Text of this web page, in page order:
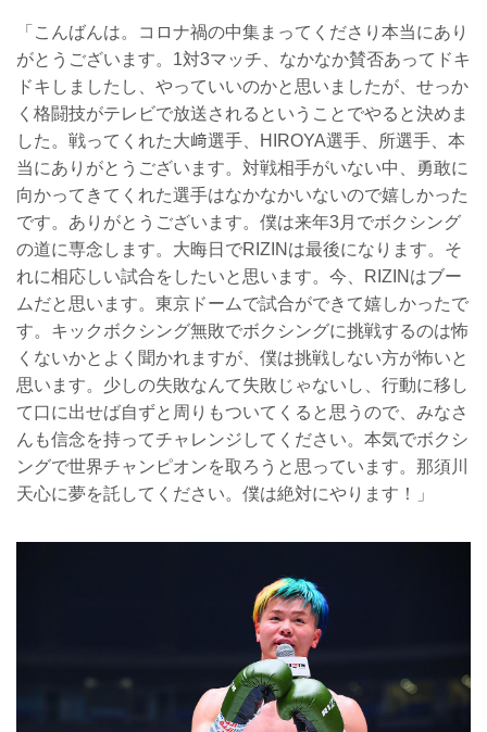
「こんばんは。コロナ禍の中集まってくださり本当にあり
がとうございます。1対3マッチ、なかなか賛否あってドキ
ドキしましたし、やっていいのかと思いましたが、せっか
く格闘技がテレビで放送されるということでやると決めま
した。戦ってくれた大﨑選手、HIROYA選手、所選手、本
当にありがとうございます。対戦相手がいない中、勇敢に
向かってきてくれた選手はなかなかいないので嬉しかった
です。ありがとうございます。僕は来年3月でボクシング
の道に専念します。大晦日でRIZINは最後になります。そ
れに相応しい試合をしたいと思います。今、RIZINはブー
ムだと思います。東京ドームで試合ができて嬉しかったで
す。キックボクシング無敗でボクシングに挑戦するのは怖
くないかとよく聞かれますが、僕は挑戦しない方が怖いと
思います。少しの失敗なんて失敗じゃないし、行動に移し
て口に出せば自ずと周りもついてくると思うので、みなさ
んも信念を持ってチャレンジしてください。本気でボクシ
ングで世界チャンピオンを取ろうと思っています。那須川
天心に夢を託してください。僕は絶対にやります！」